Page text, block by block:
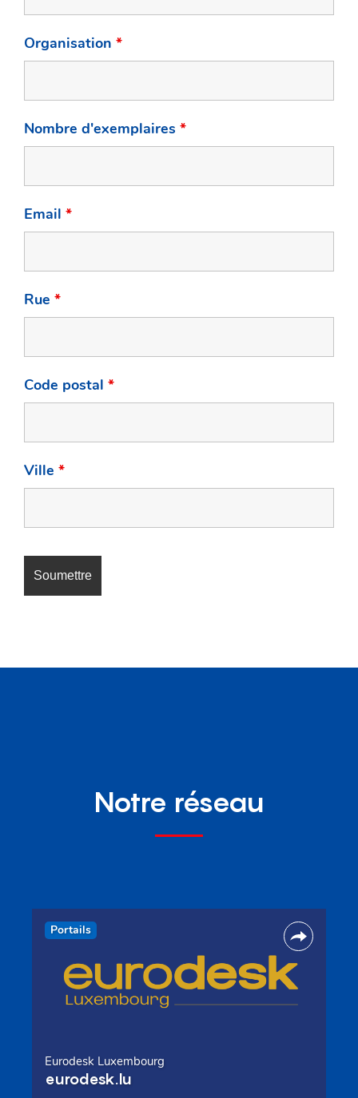
Organisation *
Nombre d'exemplaires *
Email *
Rue *
Code postal *
Ville *
Notre réseau
Portails
Eurodesk Luxembourg
eurodesk.lu